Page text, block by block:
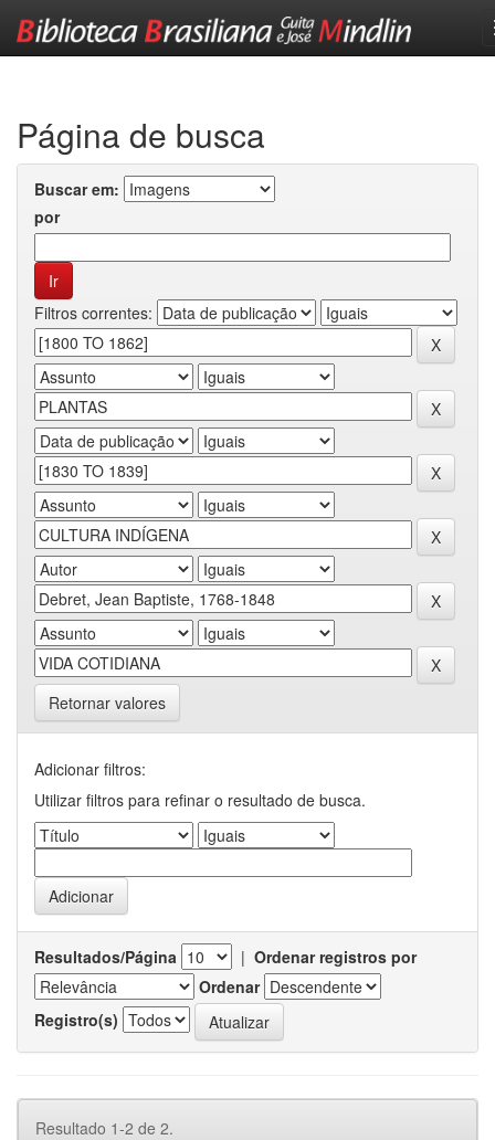
Página de busca
Buscar em:
por
Filtros correntes:
Retornar valores
Adicionar filtros:
Utilizar filtros para refinar o resultado de busca.
Resultados/Página | Ordenar registros por
Ordenar
Registro(s)
Resultado 1-2 de 2.